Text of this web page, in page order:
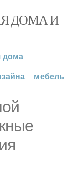
ДОМА И
дома
мебель